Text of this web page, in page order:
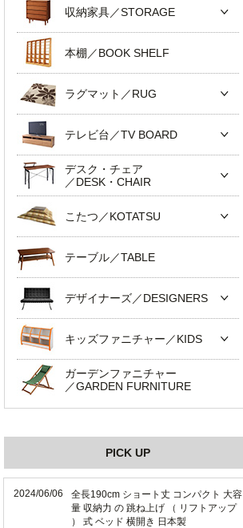
収納家具／STORAGE
本棚／BOOK SHELF
ラグマット／RUG
テレビ台／TV BOARD
デスク・チェア
／DESK・CHAIR
こたつ／KOTATSU
テーブル／TABLE
デザイナーズ／DESIGNERS
キッズファニチャー／KIDS
ガーデンファニチャー
／GARDEN FURNITURE
PICK UP
2024/06/06
全長190cm ショート丈 コンパクト 大容
量 収納力 の 跳ね上げ （ リフトアップ
） 式 ベッド 横開き 日本製